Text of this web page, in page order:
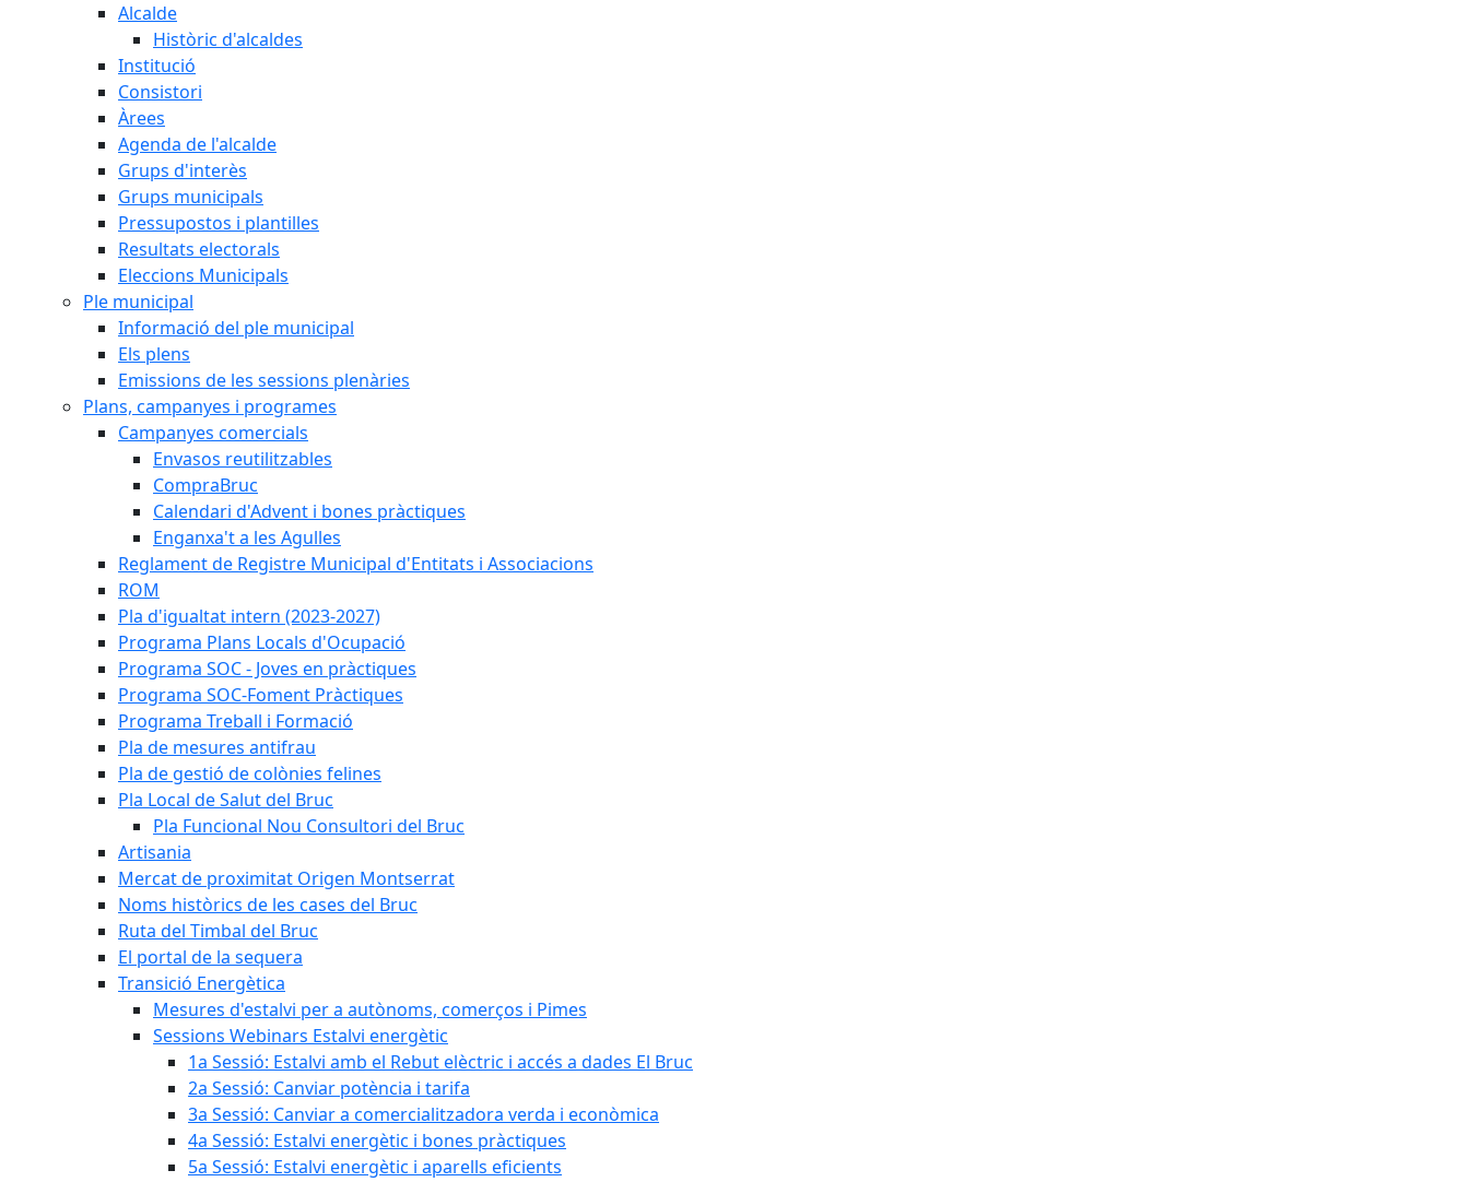
Alcalde
Històric d'alcaldes
Institució
Consistori
Àrees
Agenda de l'alcalde
Grups d'interès
Grups municipals
Pressupostos i plantilles
Resultats electorals
Eleccions Municipals
Ple municipal
Informació del ple municipal
Els plens
Emissions de les sessions plenàries
Plans, campanyes i programes
Campanyes comercials
Envasos reutilitzables
CompraBruc
Calendari d'Advent i bones pràctiques
Enganxa't a les Agulles
Reglament de Registre Municipal d'Entitats i Associacions
ROM
Pla d'igualtat intern (2023-2027)
Programa Plans Locals d'Ocupació
Programa SOC - Joves en pràctiques
Programa SOC-Foment Pràctiques
Programa Treball i Formació
Pla de mesures antifrau
Pla de gestió de colònies felines
Pla Local de Salut del Bruc
Pla Funcional Nou Consultori del Bruc
Artisania
Mercat de proximitat Origen Montserrat
Noms històrics de les cases del Bruc
Ruta del Timbal del Bruc
El portal de la sequera
Transició Energètica
Mesures d'estalvi per a autònoms, comerços i Pimes
Sessions Webinars Estalvi energètic
1a Sessió: Estalvi amb el Rebut elèctric i accés a dades El Bruc
2a Sessió: Canviar potència i tarifa
3a Sessió: Canviar a comercialitzadora verda i econòmica
4a Sessió: Estalvi energètic i bones pràctiques
5a Sessió: Estalvi energètic i aparells eficients